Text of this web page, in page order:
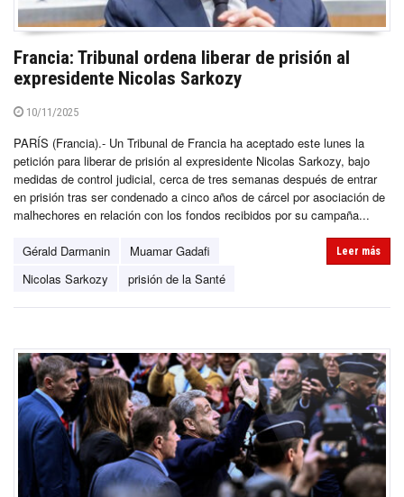
Francia: Tribunal ordena liberar de prisión al
expresidente Nicolas Sarkozy
10/11/2025
PARÍS (Francia).- Un Tribunal de Francia ha aceptado este lunes la
petición para liberar de prisión al expresidente Nicolas Sarkozy, bajo
medidas de control judicial, cerca de tres semanas después de entrar
en prisión tras ser condenado a cinco años de cárcel por asociación de
malhechores en relación con los fondos recibidos por su campaña...
Gérald Darmanin
Muamar Gadafi
Nicolas Sarkozy
prisión de la Santé
Leer más